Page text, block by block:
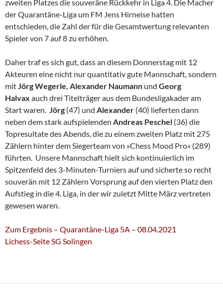
zweiten Platzes die souveräne Rückkehr in Liga 4. Die Macher
der Quarantäne-Liga um FM Jens Hirneise hatten
entschieden, die Zahl der für die Gesamtwertung relevanten
Spieler von 7 auf 8 zu erhöhen.
Daher traf es sich gut, dass an diesem Donnerstag mit 12
Akteuren eine nicht nur quantitativ gute Mannschaft, sondern
mitJörg Wegerle, Alexander Naumann und Georg
Halvax auch drei Titelträger aus dem Bundesligakader am
Start waren. Jörg (47) und Alexander (40) lieferten dann
neben dem stark aufspielenden Andreas Peschel (36) die
Topresultate des Abends, die zu einem zweiten Platz mit 275
Zählern hinter dem Siegerteam von »Chess Mood Pro« (289)
führten. Unsere Mannschaft hielt sich kontinuierlich im
Spitzenfeld des 3-Minuten-Turniers auf und sicherte so recht
souverän mit 12 Zählern Vorsprung auf den vierten Platz den
Aufstieg in die 4. Liga, in der wir zuletzt Mitte März vertreten
gewesen waren.
Zum Ergebnis – Quarantäne-Liga 5A – 08.04.2021
Lichess-Seite SG Solingen